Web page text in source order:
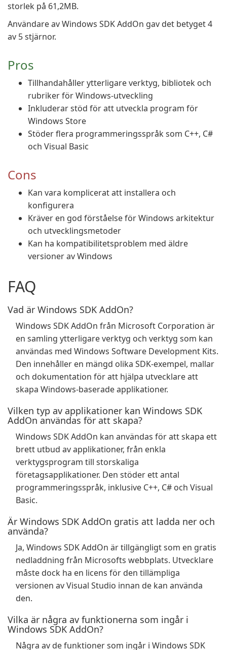
storlek på 61,2MB.
Användare av Windows SDK AddOn gav det betyget 4
av 5 stjärnor.
Pros
Tillhandahåller ytterligare verktyg, bibliotek och
rubriker för Windows-utveckling
Inkluderar stöd för att utveckla program för
Windows Store
Stöder flera programmeringsspråk som C++, C#
och Visual Basic
Cons
Kan vara komplicerat att installera och
konfigurera
Kräver en god förståelse för Windows arkitektur
och utvecklingsmetoder
Kan ha kompatibilitetsproblem med äldre
versioner av Windows
FAQ
Vad är Windows SDK AddOn?
Windows SDK AddOn från Microsoft Corporation är
en samling ytterligare verktyg och verktyg som kan
användas med Windows Software Development Kits.
Den innehåller en mängd olika SDK-exempel, mallar
och dokumentation för att hjälpa utvecklare att
skapa Windows-baserade applikationer.
Vilken typ av applikationer kan Windows SDK
AddOn användas för att skapa?
Windows SDK AddOn kan användas för att skapa ett
brett utbud av applikationer, från enkla
verktygsprogram till storskaliga
företagsapplikationer. Den stöder ett antal
programmeringsspråk, inklusive C++, C# och Visual
Basic.
Är Windows SDK AddOn gratis att ladda ner och
använda?
Ja, Windows SDK AddOn är tillgängligt som en gratis
nedladdning från Microsofts webbplats. Utvecklare
måste dock ha en licens för den tillämpliga
versionen av Visual Studio innan de kan använda
den.
Vilka är några av funktionerna som ingår i
Windows SDK AddOn?
Några av de funktioner som ingår i Windows SDK